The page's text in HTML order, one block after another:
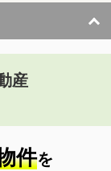
産
件を